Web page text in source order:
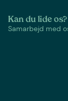
Kan du lide os?
Samarbejd med